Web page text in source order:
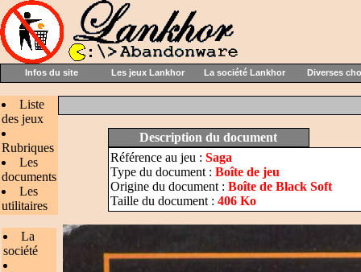
Infos du site Les jeux Lankhor La société Lankhor Diverses
Liste
des jeux
Rubriques
Les
documents
Les
utilitaires
La
société
Description du document
Référence au jeu :Saga
Type du document :Boîte de jeu
Origine du document :Boîte de Black Soft
Taille du document :406 Ko